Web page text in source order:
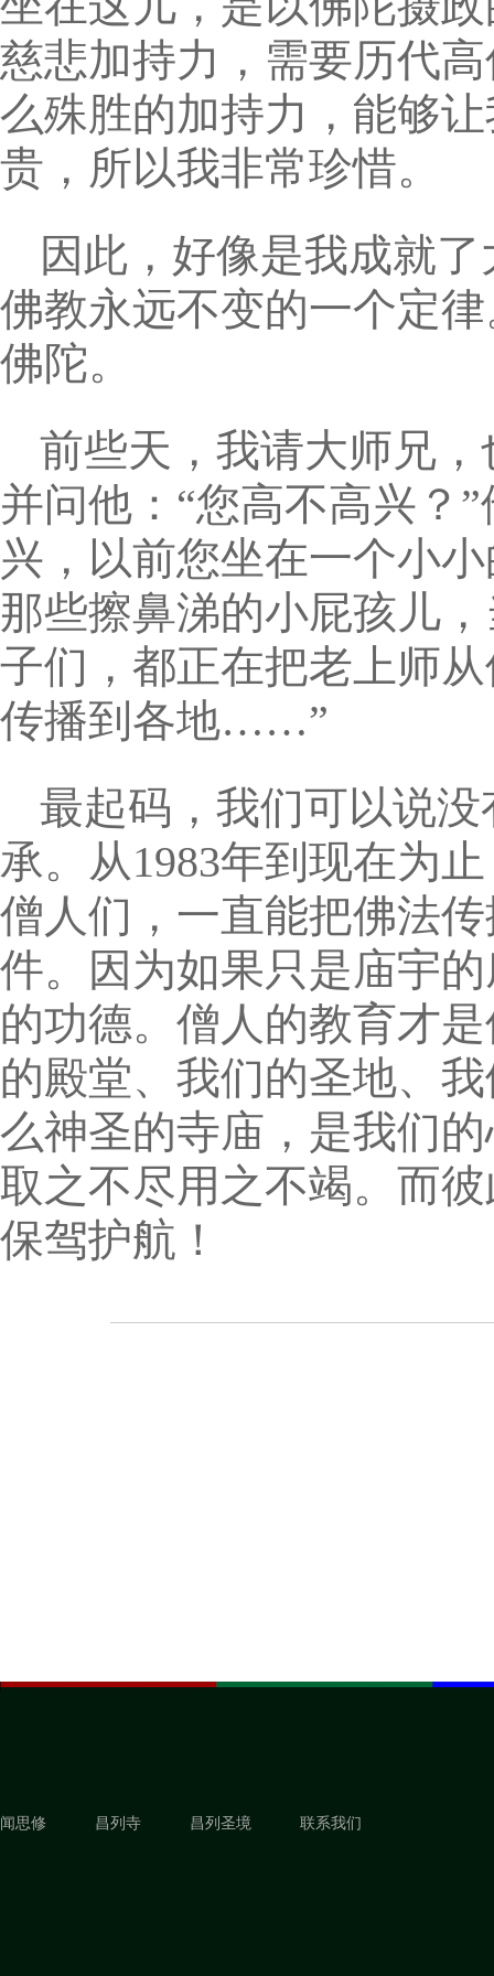
慈悲加持力，需要历代
么殊胜的加持力，能够
贵，所以我非常珍惜。
因此，好像是我成就
佛教永远不变的一个定
佛陀。
前些天，我请大师兄
并问他：“您高不高兴？
兴，以前您坐在一个小
那些擦鼻涕的小屁孩儿
子们，都正在把老上师
传播到各地……”
最起码，我们可以说
承。从1983年到现在为
僧人们，一直能把佛法
件。因为如果只是庙宇
的功德。僧人的教育才
的殿堂、我们的圣地、
么神圣的寺庙，是我们
取之不尽用之不竭。而
保驾护航！
闻思修 昌列寺 昌列圣境 联系我们